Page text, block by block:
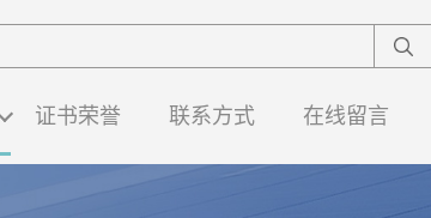
证书荣誉 联系方式 在线留言